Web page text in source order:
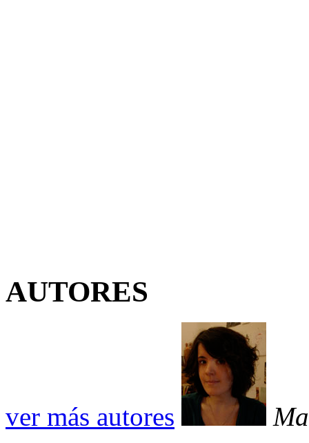
AUTORES
ver más autores